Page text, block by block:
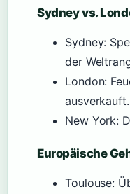
Sydney vs.
Sydney:
der
London:
ausverkauft.
New York:
Europäische
Toulouse: